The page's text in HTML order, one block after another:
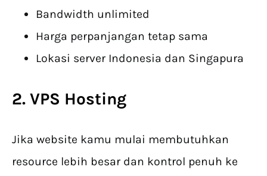
Bandwidth unlimited
Harga perpanjangan tetap sama
Lokasi server Indonesia dan Singapura
2. VPS Hosting
Jika website kamu mulai membutuhkan
resource lebih besar dan kontrol penuh ke